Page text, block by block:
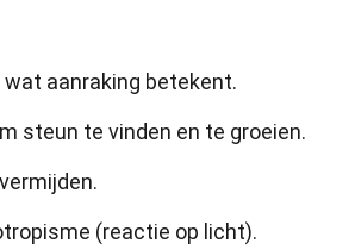
aanraking betekent.
steun te vinden en te groeien.
(reactie op licht).